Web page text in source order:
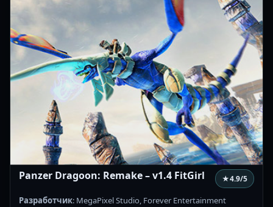
Panzer Dragoon: Remake – v1.4 FitGirl ★4.9/5
Разработчик: MegaPixel Studio, Forever Entertainment